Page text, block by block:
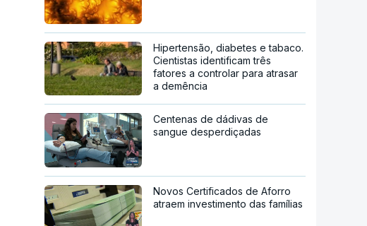
Hipertensão, diabetes e tabaco.
Cientistas identificam três
fatores a controlar para atrasar
a demência
Centenas de dádivas de
sangue desperdiçadas
Novos Certificados de Aforro
atraem investimento das famílias